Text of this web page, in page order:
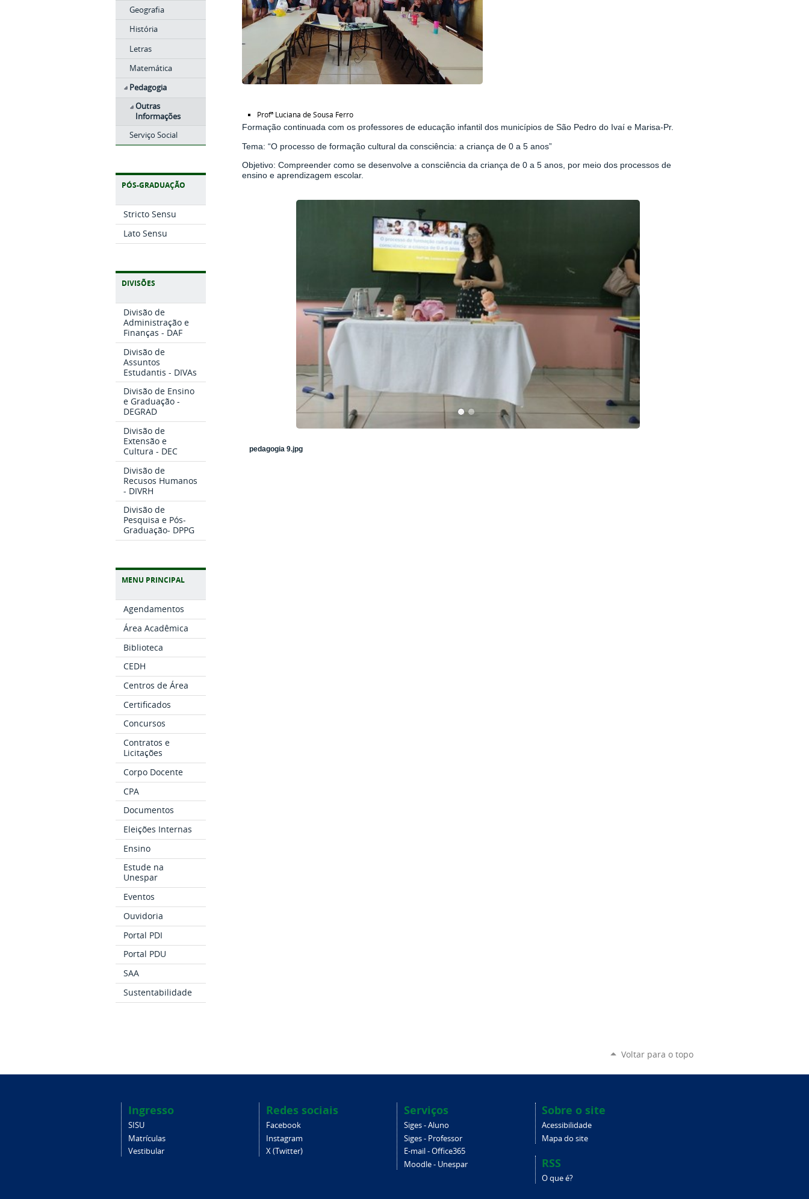
Geografia
História
Letras
Matemática
Pedagogia
Outras
Informações
Serviço Social
PÓS-GRADUAÇÃO
Stricto Sensu
Lato Sensu
DIVISÕES
Divisão de
Administração e
Finanças - DAF
Divisão de
Assuntos
Estudantis - DIVAs
Divisão de Ensino
e Graduação -
DEGRAD
Divisão de
Extensão e
Cultura - DEC
Divisão de
Recusos Humanos
- DIVRH
Divisão de
Pesquisa e Pós-
Graduação- DPPG
MENU PRINCIPAL
Agendamentos
Área Acadêmica
Biblioteca
CEDH
Centros de Área
Certificados
Concursos
Contratos e
Licitações
Corpo Docente
CPA
Documentos
Eleições Internas
Ensino
Estude na
Unespar
Eventos
Ouvidoria
Portal PDI
Portal PDU
SAA
Sustentabilidade
Profª Luciana de Sousa Ferro
Formação continuada com os professores de educação infantil dos municípios de São Pedro do Ivaí e Marisa-Pr.
Tema: “O processo de formação cultural da consciência: a criança de 0 a 5 anos”
Objetivo: Compreender como se desenvolve a consciência da criança de 0 a 5 anos, por meio dos processos de
ensino e aprendizagem escolar.
pedagogia 9.jpg
Voltar para o topo
Ingresso
SISU
Matrículas
Vestibular
Redes sociais
Facebook
Instagram
X (Twitter)
Serviços
Siges - Aluno
Siges - Professor
E-mail - Office365
Moodle - Unespar
Sobre o site
Acessibilidade
Mapa do site
RSS
O que é?